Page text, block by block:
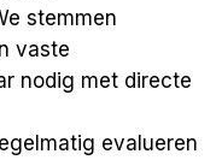
stemmen
vaste
nodig met directe
evalueren